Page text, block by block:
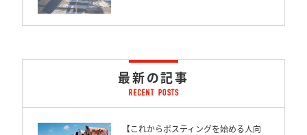
最新の記事
【これからポスティングを始める人向